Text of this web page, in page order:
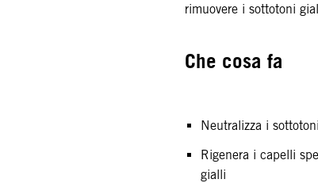
rimuovere i sottotoni
Che cosa fa
Neutralizza i
Rigenera i capelli
gialli